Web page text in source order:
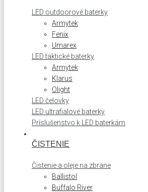
LED outdoorové baterky
Armytek
Fenix
Umarex
LED taktické baterky
Armytek
Klarus
Olight
LED čelovky
LED ultrafialové baterky
Príslušenstvo k LED baterkám
ČISTENIE
Čistenie a oleje na zbrane
Ballistol
Buffalo River